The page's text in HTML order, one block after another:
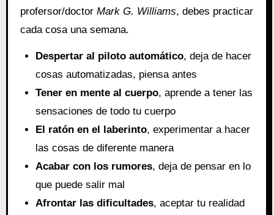
profersor/doctor Mark G. Williams, debes practicar
cada cosa una semana.
Despertar al piloto automático, deja de hacer
cosas automatizadas, piensa antes
Tener en mente al cuerpo, aprende a tener las
sensaciones de todo tu cuerpo
El ratón en el laberinto, experimentar a hacer
las cosas de diferente manera
Acabar con los rumores, deja de pensar en lo
que puede salir mal
Afrontar las dificultades, aceptar tu realidad